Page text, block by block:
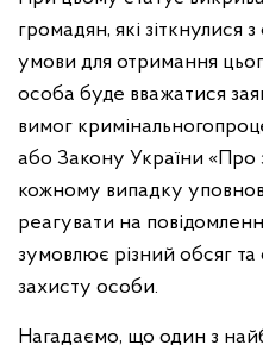
громадян, які зіткнулися
умови для отримання
особа буде вважатися
вимог
або Закону України «Про
кожному випадку
реагувати на
зумовлює різний обсяг
захисту особи.
Нагадаємо, що один з